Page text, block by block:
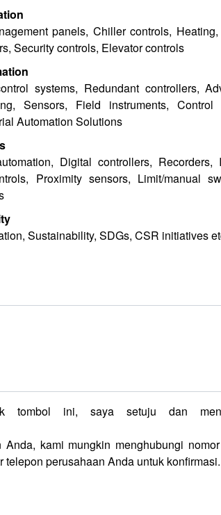
panels, Chiller controls,
Security controls, Elevator controls
systems, Redundant controllers,
Sensors, Field instruments, Control
Automation Solutions
Digital controllers, Recorders,
Proximity sensors, Limit/manual
Sustainability, SDGs, CSR initiatives
tombol ini, saya setuju dan
Anda, kami mungkin menghubungi
telepon perusahaan Anda untuk konfirmasi.